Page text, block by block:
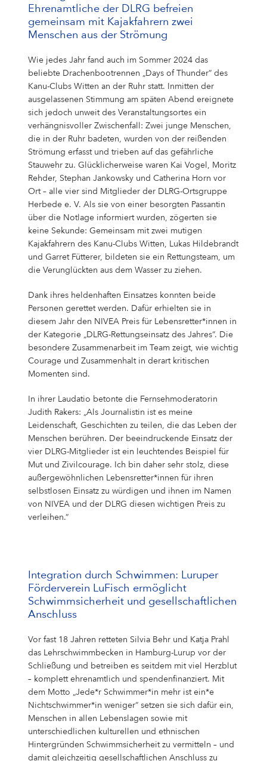
Ehrenamtliche der DLRG befreien
gemeinsam mit Kajakfahrern zwei
Menschen aus der Strömung
Wie jedes Jahr fand auch im Sommer 2024 das
beliebte Drachenbootrennen „Days of Thunder“ des
Kanu-Clubs Witten an der Ruhr statt. Inmitten der
ausgelassenen Stimmung am späten Abend ereignete
sich jedoch unweit des Veranstaltungsortes ein
verhängnisvoller Zwischenfall: Zwei junge Menschen,
die in der Ruhr badeten, wurden von der reißenden
Strömung erfasst und trieben auf das gefährliche
Stauwehr zu. Glücklicherweise waren Kai Vogel, Moritz
Rehder, Stephan Jankowsky und Catherina Horn vor
Ort – alle vier sind Mitglieder der DLRG-Ortsgruppe
Herbede e. V. Als sie von einer besorgten Passantin
über die Notlage informiert wurden, zögerten sie
keine Sekunde: Gemeinsam mit zwei mutigen
Kajakfahrern des Kanu-Clubs Witten, Lukas Hildebrandt
und Garret Fütterer, bildeten sie ein Rettungsteam, um
die Verunglückten aus dem Wasser zu ziehen.
Dank ihres heldenhaften Einsatzes konnten beide
Personen gerettet werden. Dafür erhielten sie in
diesem Jahr den NIVEA Preis für Lebensretter*innen in
der Kategorie „DLRG-Rettungseinsatz des Jahres“. Die
besondere Zusammenarbeit im Team zeigt, wie wichtig
Courage und Zusammenhalt in derart kritischen
Momenten sind.
In ihrer Laudatio betonte die Fernsehmoderatorin
Judith Rakers: „Als Journalistin ist es meine
Leidenschaft, Geschichten zu teilen, die das Leben der
Menschen berühren. Der beeindruckende Einsatz der
vier DLRG-Mitglieder ist ein leuchtendes Beispiel für
Mut und Zivilcourage. Ich bin daher sehr stolz, diese
außergewöhnlichen Lebensretter*innen für ihren
selbstlosen Einsatz zu würdigen und ihnen im Namen
von NIVEA und der DLRG diesen wichtigen Preis zu
verleihen.“
Integration durch Schwimmen: Luruper
Förderverein LuFisch ermöglicht
Schwimmsicherheit und gesellschaftlichen
Anschluss
Vor fast 18 Jahren retteten Silvia Behr und Katja Prahl
das Lehrschwimmbecken in Hamburg-Lurup vor der
Schließung und betreiben es seitdem mit viel Herzblut
– komplett ehrenamtlich und spendenfinanziert. Mit
dem Motto „Jede*r Schwimmer*in mehr ist ein*e
Nichtschwimmer*in weniger“ setzen sie sich dafür ein,
Menschen in allen Lebenslagen sowie mit
unterschiedlichen kulturellen und ethnischen
Hintergründen Schwimmsicherheit zu vermitteln – und
damit gleichzeitig gesellschaftlichen Anschluss zu